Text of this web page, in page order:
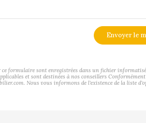
Envoyer le
formulaire sont enregistrées dans un fichier
et sont destinées à nos conseillers
Nous vous informons de l'existence de la liste